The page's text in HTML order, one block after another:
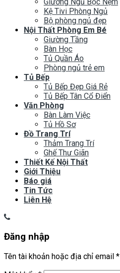
Kệ Tivi Phòng Ngủ
Bộ phòng ngủ đẹp
Nội Thất Phòng Em Bé
Giường Tầng
Bàn Học
Tủ Quần Áo
Phòng ngủ trẻ em
Tủ Bếp
Tủ Bếp Đẹp Giá Rẻ
Tủ Bếp Tân Cổ Điển
Văn Phòng
Bàn Làm Việc
Tủ Hồ Sơ
Đồ Trang Trí
Thảm Trang Trí
Ghế Thư Giãn
Thiết Kế Nội Thất
Giới Thiệu
Báo giá
Tin Tức
Liên Hệ
Đăng nhập
Tên tài khoản hoặc địa chỉ email *